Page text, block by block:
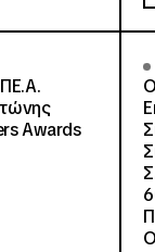
Awards